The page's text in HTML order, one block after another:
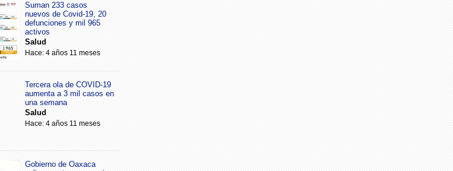
Suman 233 casos
nuevos de Covid-19, 20
defunciones y mil 965
activos
Salud
Hace: 4 años 11 meses
Tercera ola de COVID-19
aumenta a 3 mil casos en
una semana
Salud
Hace: 4 años 11 meses
Gobierno de Oaxaca